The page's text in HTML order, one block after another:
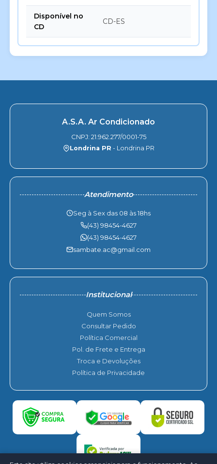
Disponível no
CD
CD-ES
A.S.A. Ar Condicionado
CNPJ: 21.962.277/0001-75
Londrina PR - Londrina PR
Atendimento
Seg à Sex das 08 às 18hs
(43) 98454-4627
(43) 98454-4627
sambate.ac@gmail.com
Institucional
Quem Somos
Consultar Pedido
Política Comercial
Pol. de Frete e Entrega
Troca e Devoluções
Política de Privacidade